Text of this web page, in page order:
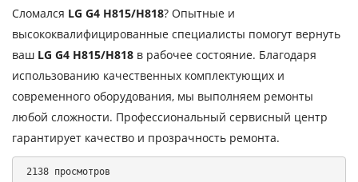
Сломался LG G4 H815/H818? Опытные и
высококвалифицированные специалисты помогут вернуть
ваш LG G4 H815/H818 в рабочее состояние. Благодаря
использованию качественных комплектующих и
современного оборудования, мы выполняем ремонты
любой сложности. Профессиональный сервисный центр
гарантирует качество и прозрачность ремонта.
2138 просмотров